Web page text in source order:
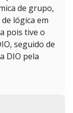
de grupo,
lógica em
pois tive o
seguido de
DIO pela